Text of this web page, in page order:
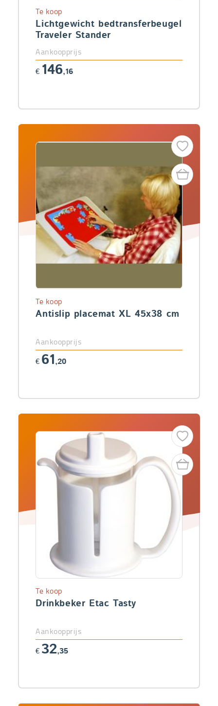
Lichtgewicht bedtransferbeugel
Traveler Stander
Te koop
Aankoopprijs
€ 146,16
Antislip placemat XL 45x38 cm
Te koop
Aankoopprijs
€ 61,20
Drinkbeker Etac Tasty
Te koop
Aankoopprijs
€ 32,35